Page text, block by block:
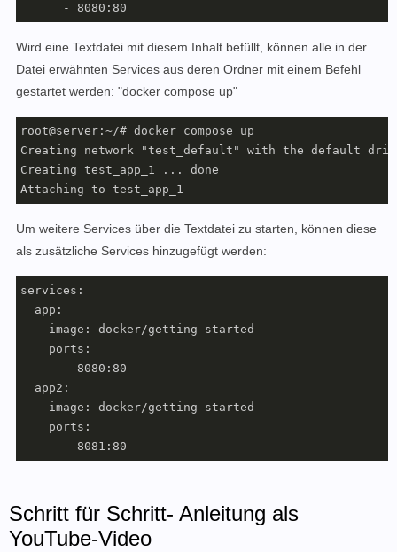
      - 8080:80
Wird eine Textdatei mit diesem Inhalt befüllt, können alle in der
Datei erwähnten Services aus deren Ordner mit einem Befehl
gestartet werden: "docker compose up"
root@server:~/# docker compose up
Creating network "test_default" with the default
Creating test_app_1 ... done
Attaching to test_app_1
Um weitere Services über die Textdatei zu starten, können diese
als zusätzliche Services hinzugefügt werden:
services:
  app:
    image: docker/getting-started
    ports:
      - 8080:80
  app2:
    image: docker/getting-started
    ports:
      - 8081:80
Schritt für Schritt- Anleitung als
YouTube-Video